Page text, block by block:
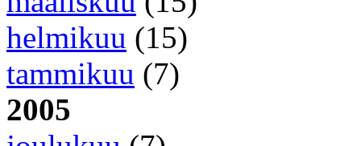
helmikuu (15)
tammikuu (7)
2005